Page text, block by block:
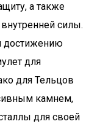
а также
силы.
достижению
для
для Тельцов
камнем,
для своей